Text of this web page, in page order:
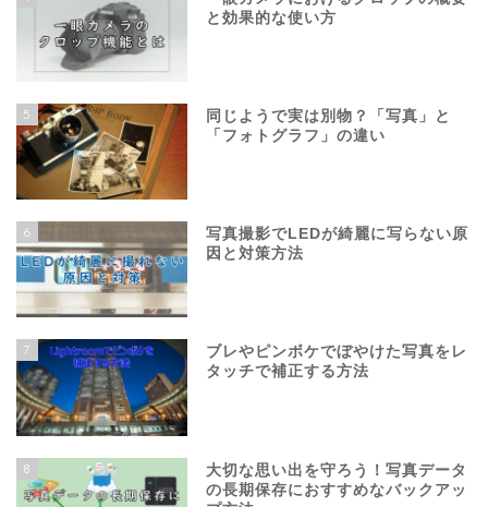
と効果的な使い方
5
同じようで実は別物？「写真」と
「フォトグラフ」の違い
6
写真撮影でLEDが綺麗に写らない原
因と対策方法
7
ブレやピンボケでぼやけた写真をレ
タッチで補正する方法
8
大切な思い出を守ろう！写真データ
の長期保存におすすめなバックアッ